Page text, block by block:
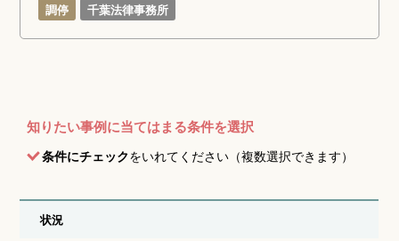
調停 千葉法律事務所
知りたい事例に当てはまる条件を選択
条件にチェックをいれてください（複数選択できます）
状況